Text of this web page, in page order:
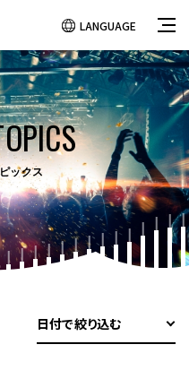
LANGUAGE
ックス
日付で絞り込む